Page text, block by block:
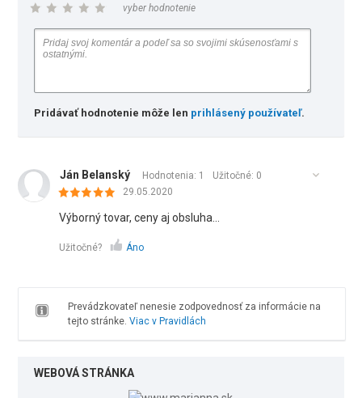
vyber hodnotenie
Pridávať hodnotenie môže len prihlásený používateľ.
Ján Belanský Hodnotenia: 1 Užitočné: 0
29.05.2020
Výborný tovar, ceny aj obsluha...
Užitočné? Áno
Prevádzkovateľ nenesie zodpovednosť za informácie na
tejto stránke. Viac v Pravidlách
WEBOVÁ STRÁNKA